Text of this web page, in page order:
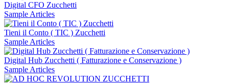
Digital CFO Zucchetti
Sample Articles
Tieni il Conto ( TIC ) Zucchetti
Sample Articles
Digital Hub Zucchetti ( Fatturazione e Conservazione )
Sample Articles